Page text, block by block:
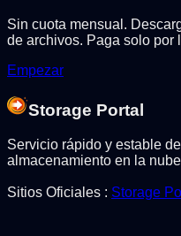
Sin cuota mensual.
de archivos. Paga solo por
Empezar
Storage Portal
Servicio rápido y estable
almacenamiento en la nube
Sitios Oficiales : Storage